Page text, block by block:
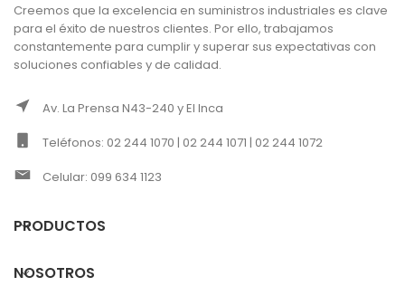
Creemos que la excelencia en suministros industriales es clave
para el éxito de nuestros clientes. Por ello, trabajamos
constantemente para cumplir y superar sus expectativas con
soluciones confiables y de calidad.
Av. La Prensa N43-240 y El Inca
Teléfonos: 02 244 1070 | 02 244 1071 | 02 244 1072
Celular: 099 634 1123
PRODUCTOS
NOSOTROS